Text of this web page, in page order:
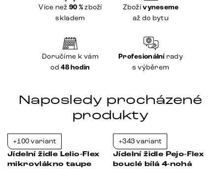
Více než 90 %zboží
skladem
Zbožívyneseme
až do bytu
Doručíme k vám
od48 hodin
Profesionálnírady
s výběrem
Naposledy procházené
produkty
+100 variant
Jídelní židle Lelio-Flex
mikrovlákno taupe
+343 variant
Jídelní židle Pejo-Flex
bouclé bílá 4-nohá